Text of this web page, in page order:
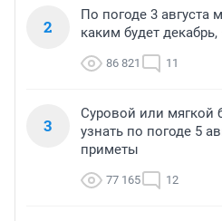
2
По погоде 3 августа
каким будет
86 821 11
3
Суровой или мягкой
узнать по погоде 5
приметы
77 165 12